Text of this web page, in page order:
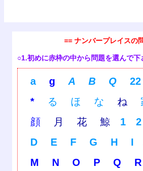
== ナンバープレイスの
○1.初めに赤枠の中から問題を選んで下
a g A B Q 22
*
る ほ な ね
顔
月 花 鯨 1 2
D
E F G H I
M
N O P Q R